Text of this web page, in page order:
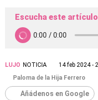
Escucha este artículo
LUJO NOTICIA
14 feb 2024 -
Paloma de la Hija Ferrero
Añádenos en Google